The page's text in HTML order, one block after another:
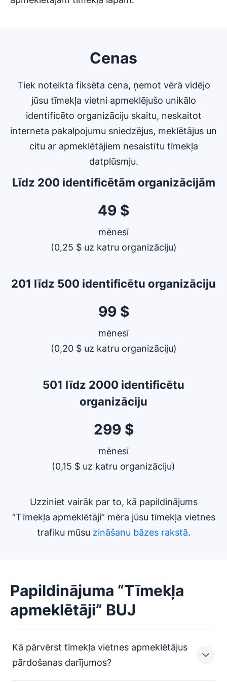
Cenas
Tiek noteikta fiksēta cena, ņemot vērā vidējo
jūsu tīmekļa vietni apmeklējušo unikālo
identificēto organizāciju skaitu, neskaitot
interneta pakalpojumu sniedzējus, meklētājus un
citu ar apmeklētājiem nesaistītu tīmekļa
datplūsmju.
Līdz 200 identificētām organizācijām
49 $
mēnesī
(0,25 $ uz katru organizāciju)
201 līdz 500 identificētu organizāciju
99 $
mēnesī
(0,20 $ uz katru organizāciju)
501 līdz 2000 identificētu
organizāciju
299 $
mēnesī
(0,15 $ uz katru organizāciju)
Uzziniet vairāk par to, kā papildinājums
“Tīmekļa apmeklētāji” mēra jūsu tīmekļa vietnes
trafiku mūsu zināšanu bāzes rakstā.
Papildinājuma “Tīmekļa
apmeklētāji” BUJ
Kā pārvērst tīmekļa vietnes apmeklētājus
pārdošanas darījumos?